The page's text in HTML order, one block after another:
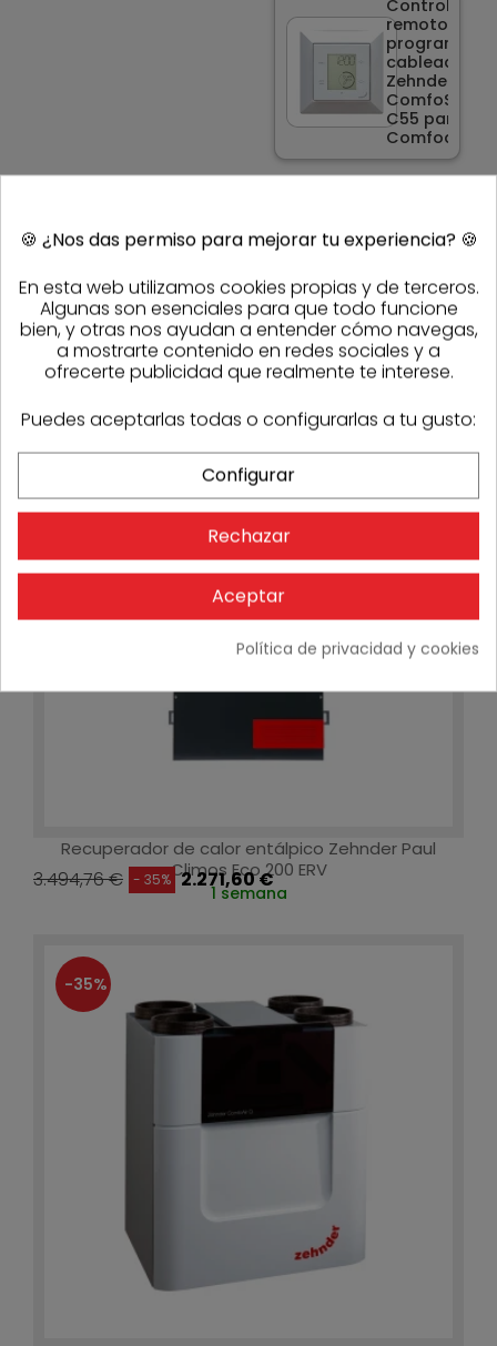
Control
remoto
cableado
Zehnder
ComfoSense
C55 para
Comfoair Q
REFERENCIAS
Sasmak
604806
Referencia
fabricante
471502121
PRODUCTOS DE LA MISMA CATEGORÍA
Recuperador de calor entálpico Zehnder Paul
Climos Eco 200 ERV
3.494,76 € - 35% 2.271,60 €
1 semana
-35%
🍪 ¿Nos das permiso para mejorar tu experiencia? 🍪
En esta web utilizamos cookies propias y de terceros.
Algunas son esenciales para que todo funcione
bien, y otras nos ayudan a entender cómo navegas,
a mostrarte contenido en redes sociales y a
ofrecerte publicidad que realmente te interese.
Puedes aceptarlas todas o configurarlas a tu gusto:
Configurar
Rechazar
Aceptar
Política de privacidad y cookies